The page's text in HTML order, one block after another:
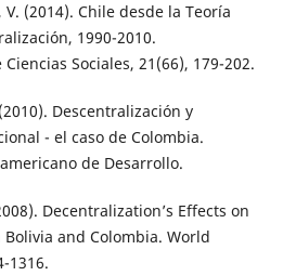
(2014). Chile desde la Teoría
1990-2010.
Sociales, 21(66), 179-202.
Descentralización y
- el caso de Colombia.
de Desarrollo.
Decentralization’s Effects on
and Colombia. World
1316.